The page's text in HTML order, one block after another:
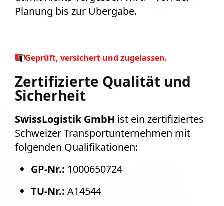
Planung bis zur Übergabe.
Geprüft, versichert und zugelassen.
Zertifizierte Qualität und
Sicherheit
SwissLogistik GmbH ist ein zertifiziertes
Schweizer Transportunternehmen mit
folgenden Qualifikationen:
GP-Nr.: 1000650724
TU-Nr.: A14544